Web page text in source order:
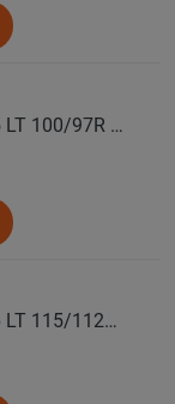
COMFORSER Автошина 215/75 R15 LT 100/97R CF1100 6PR RWL лето
COMFORSER Автошина 215/85 R16 LT 115/112R CF1100 10PR RWL лето